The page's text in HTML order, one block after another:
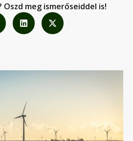
meg ismerőseiddel is!